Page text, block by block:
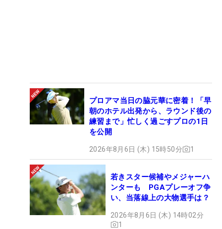
プロアマ当日の脇元華に密着！「早
朝のホテル出発から、ラウンド後の
練習まで」忙しく過ごすプロの1日
を公開
2026年8月6日 (木) 15時50分 1
若きスター候補やメジャーハ
ンターも PGAプレーオフ争
い、当落線上の大物選手は？
2026年8月6日 (木) 14時02分
1